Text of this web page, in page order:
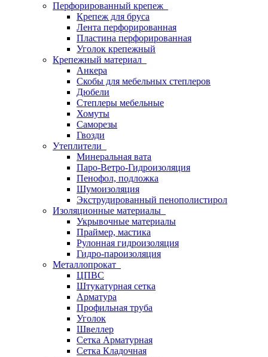
Перфорированный крепеж
Крепеж для бруса
Лента перфорированная
Пластина перфорированная
Уголок крепежный
Крепежный материал
Анкера
Скобы для мебельных степлеров
Дюбели
Степлеры мебельные
Хомуты
Саморезы
Гвозди
Утеплители
Минеральная вата
Паро-Ветро-Гидроизоляция
Пенофол, подложка
Шумоизоляция
Экструдированный пенополистирол
Изоляционные материалы
Укрывочные материалы
Праймер, мастика
Рулонная гидроизоляция
Гидро-пароизоляция
Металлопрокат
ЦПВС
Штукатурная сетка
Арматура
Профильная труба
Уголок
Швеллер
Сетка Арматурная
Сетка Кладочная